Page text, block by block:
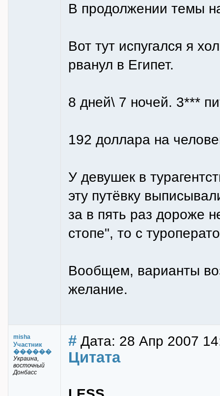
В продолжении темы
Вот тут испугался я
рванул в Египет.
8 дней\ 7 ночей. 3***
192 доллара на
У девушек в
эту путёвку
за в пять раз дороже
стопе", то с
Вообщем, варианты
желание.
misha
Участник
������
Украина,
восточный
Донбасс
# Дата: 28 Апр 2007
Цитата